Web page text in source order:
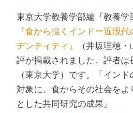
東京大学教養学部編『教養学
『食から描くインドー近現
デンティティ』
（井坂理穂
評が掲載されました。評者は
（東京大学）です。「イン
対象に、食からその社会をよ
とした共同研究の成果」